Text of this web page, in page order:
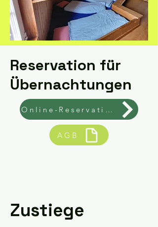
Reservation für
Übernachtungen
Online-Reservation
AGB
Zustiege